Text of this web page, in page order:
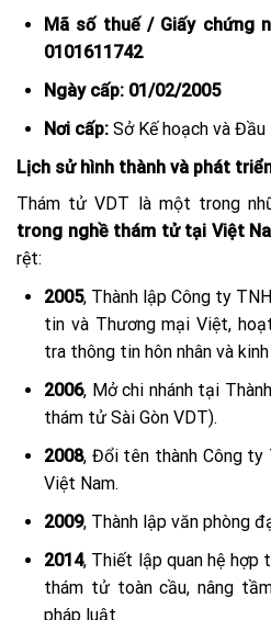
Mã số thuế / Giấy chứng
0101611742
Ngày cấp: 01/02/2005
Nơi cấp: Sở Kế hoạch và
Lịch sử hình thành và phát
Thám tử VDT là một trong
trong nghề thám tử tại Việt
rệt:
2005, Thành lập Công ty
tin và Thương mại Việt,
tra thông tin hôn nhân và
2006, Mở chi nhánh tại
thám tử Sài Gòn VDT).
2008, Đổi tên thành Công ty
Việt Nam.
2009, Thành lập văn phòng
2014, Thiết lập quan hệ hợp
thám tử toàn cầu, nâng
pháp luật.